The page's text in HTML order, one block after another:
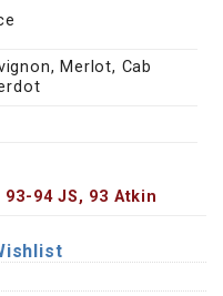
Merlot, Cab
93-94 JS, 93 Atkin